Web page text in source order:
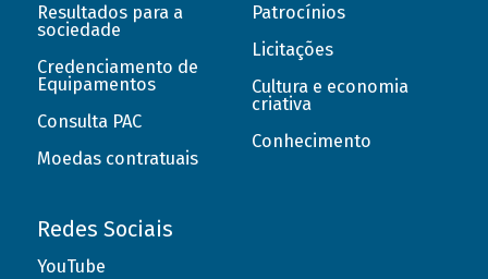
Resultados para a
sociedade
Credenciamento de
Equipamentos
Consulta PAC
Moedas contratuais
Patrocínios
Licitações
Cultura e economia
criativa
Conhecimento
Redes Sociais
YouTube